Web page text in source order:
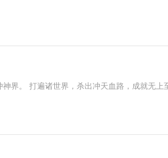
界。 打遍诸世界，杀出冲天血路，成就无